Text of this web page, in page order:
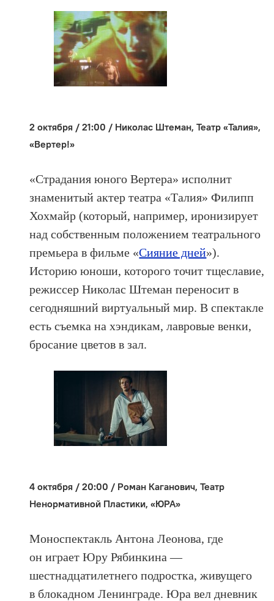
2 октября / 21:00 / Николас Штеман, Театр «Талия»,
«Вертер!»
«Страдания юного Вертера» исполнит
знаменитый актер театра «Талия» Филипп
Хохмайр (который, например, иронизирует
над собственным положением театрального
премьера в фильме «Сияние дней»).
Историю юноши, которого точит тщеславие,
режиссер Николас Штеман переносит в
сегодняшний виртуальный мир. В спектакле
есть съемка на хэндикам, лавровые венки,
бросание цветов в зал.
4 октября / 20:00 / Роман Каганович, Театр
Ненормативной Пластики, «ЮРА»
Моноспектакль Антона Леонова, где
он играет Юру Рябинкина —
шестнадцатилетнего подростка, живущего
в блокадном Ленинграде. Юра вел дневник